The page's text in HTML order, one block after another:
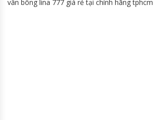
vân bông lina 777 giá rẻ tại chính hãng tphcm